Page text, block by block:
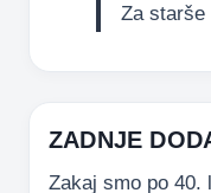
Za starše
ZADNJE
Zakaj smo po 40.